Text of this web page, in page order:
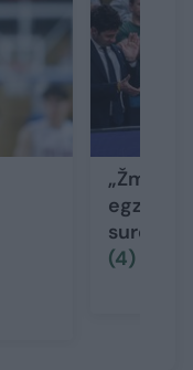
(4)